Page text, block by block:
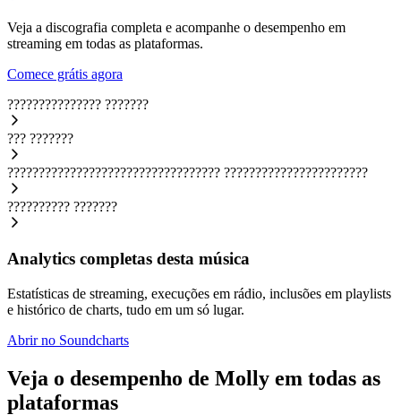
Veja a discografia completa e acompanhe o desempenho em
streaming em todas as plataformas.
Comece grátis agora
??????????????? ???????
??? ???????
?????????????????????????????????? ???????????????????????
?????????? ???????
Analytics completas desta música
Estatísticas de streaming, execuções em rádio, inclusões em playlists
e histórico de charts, tudo em um só lugar.
Abrir no Soundcharts
Veja o desempenho de Molly em todas as
plataformas